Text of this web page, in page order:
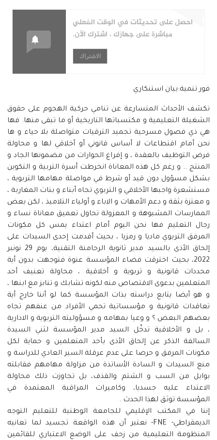
احصل على تحديثات في الوقت الفعلي
مباشرة على جهازك ، اشترك الآن.
الاشتراك
فور تنمية:بيان استنكاري
تكشف الأحداث المتسارعة عن تنامي حركية الهجوم على حقوق
الشغيلة التعليمية و مكتسباتها التاريخية أو ما تبقى منها. فها
هي ذي فصول مسرحية تجميد الترقيات متواصلة بلا حياء و ها
نحن أمام اقتطاعات لا أساس قانوني أو أخلاقي لها و محاولة
فرض التوظيف بالعقدة ، و إفراغ الحوارات من مضمونها الجاد و
المنتج .. و رغم كل هذه المعاناة انخرطت أسرة التربية و التكوين
بشكل مسؤول دون قيد أو شرط في مواصلة مهامها التربوية ،
مستشعرة واجبها الأخلاقي و التربوي تجاه أبناء و بنات المغاربة ،
و معتزة بثقة و دعم الأمهات و الاباء و أولياء التلاميذ ، لكن بعض
الممارسات المشبوهة و المعزولة تحاول تعميق معاناة نساء و
رجال التعليم فها نحن اليوم أمام اعتداء يمس كل مكونات
المرفق التربوي ماديا و رمزيا ، بحيث أقدمت إحدى السيدات على
إلحاق الأذى بالسيد مدير ثانوية الرحامنة التقنية، يوم 29 نونبر
2022، بحيث اخترقت فضاء المؤسسة عنوة فتوجهت بدون أية
محددات قانونية و تربوية و أخلاقية ، محاولة تعنيف أحد
المتعلمين بدعوى الاقتصاص منه لكونه تشابك و تنابز مع ابنها ،
و هو أيضا يتابع دراسته بذات المؤسسة كما لو أننا خارج أية
تعاقدات قانونية و مؤسساتية تحمي الأفراد من عنفهم تجاه
بعضهم البعض ؟ و وعيا بمهامه و مسؤوليته التربوية و الادارية
، بل و الأخلاقية تدخّل السيد مدير المؤسسة لثني السيدة
السالفة الذكر عن إلحاق الأذى بأحد المتعلمين و حماية لكل
مكونات المرفق و حرصا على عدم عرقلة السير العادي للدراسة و
منع السيدات و السادة الأساتذة من مزاولة مهامهم فقابلته
بوابل من السب و الشتم والقذف، بل تجاوزت ذلك محاولة
الاعتداء عليه جسديا، وكاميرات المراقبة المعتمدة في
المؤسسة توثق لهذا الحدث .
إننا في المكتب الإقليمي للجامعة الوطنية للتعليم التوجه
الديمقراطي- FNE- نعتبر أن هذه الواقعة تجسيد لما تعانيه
المنظومة التعليمية من زحف على الوضع الاعتباري للقائمين